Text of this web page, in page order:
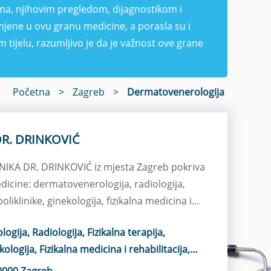
njihovim pregledom, dijagnostikom i
u ovu granu medicine, a porasla su i
tijelu, razumljivo je da je važnost ove grane
Početna > Zagreb > Dermatovenerologija
DRINKOVIĆ
DR. DRINKOVIĆ iz mjesta Zagreb pokriva
dermatovenerologija, radiologija,
ginekologija, fizikalna medicina i
Radiologija, Fizikalna terapija,
Fizikalna medicina i rehabilitacija,